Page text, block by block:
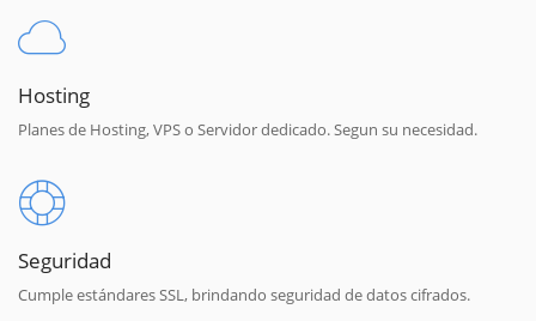
Hosting
Planes de Hosting, VPS o Servidor dedicado. Segun su necesidad.
Seguridad
Cumple estándares SSL, brindando seguridad de datos cifrados.